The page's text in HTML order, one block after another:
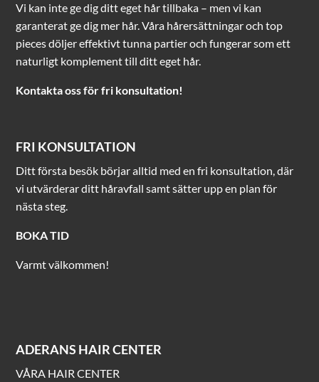
Vi kan inte ge dig ditt eget hår tillbaka – men vi kan
garanterat ge dig mer hår. Våra hårersättningar och top
pieces döljer effektivt tunna partier och fungerar som ett
naturligt komplement till ditt eget hår.
Kontakta oss för fri konsultation!
FRI KONSULTATION
Ditt första besök börjar alltid med en fri konsultation, där
vi utvärderar ditt håravfall samt sätter upp en plan för
nästa steg.
BOKA TID
Varmt välkommen!
ADERANS HAIR CENTER
VÅRA HAIR CENTER